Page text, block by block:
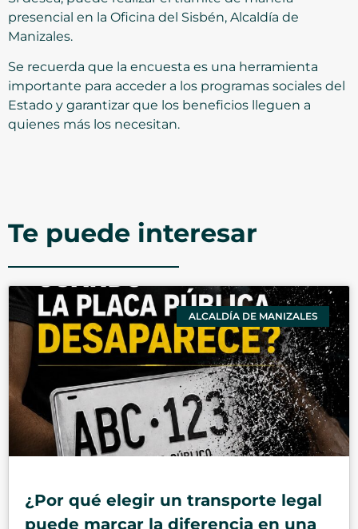
presencial en la Oficina del Sisbén, Alcaldía de
Manizales.
Se recuerda que la encuesta es una herramienta
importante para acceder a los programas sociales del
Estado y garantizar que los beneficios lleguen a
quienes más los necesitan.
Te puede interesar
ALCALDÍA DE MANIZALES
¿Por qué elegir un transporte legal
puede marcar la diferencia en una